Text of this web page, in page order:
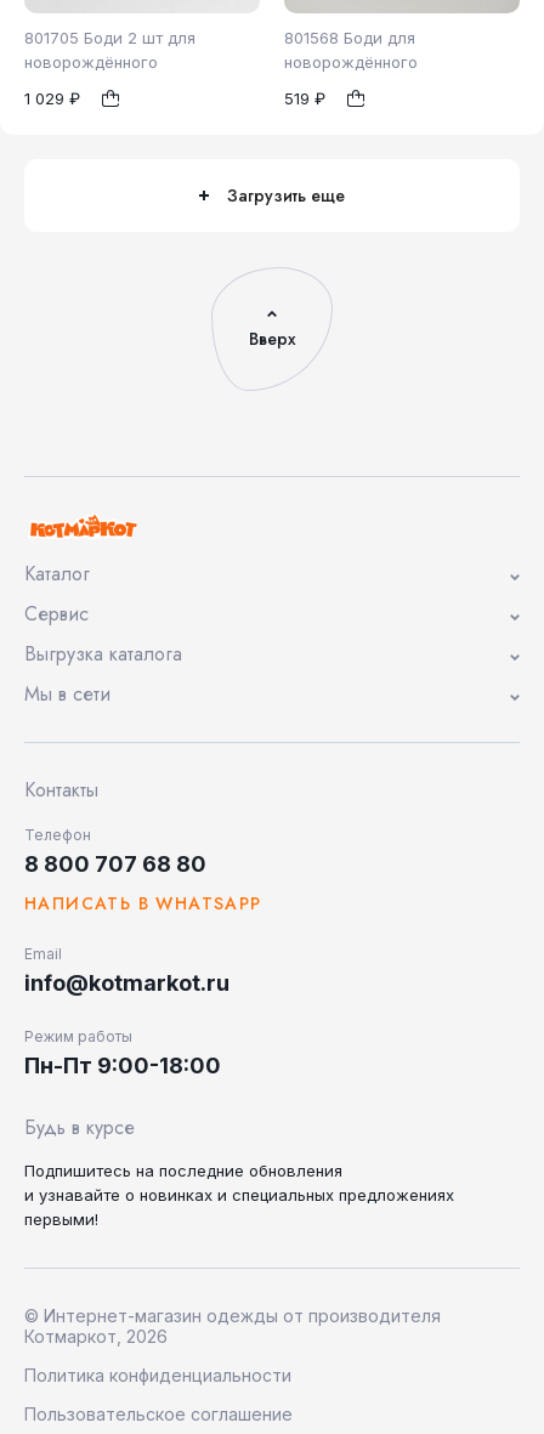
801705 Боди 2 шт для
новорождённого
1 029 ₽
62 74
801568 Боди для
новорождённого
519 ₽
62
Загрузить еще
Вверх
Каталог
Сервис
Выгрузка каталога
Мы в сети
Контакты
Телефон
8 800 707 68 80
НАПИСАТЬ В WHATSAPP
Email
info@kotmarkot.ru
Режим работы
Пн-Пт 9:00-18:00
Будь в курсе
Подпишитесь на последние обновления
и узнавайте о новинках и специальных предложениях
первыми!
© Интернет-магазин одежды от производителя
Котмаркот, 2026
Политика конфиденциальности
Пользовательское соглашение